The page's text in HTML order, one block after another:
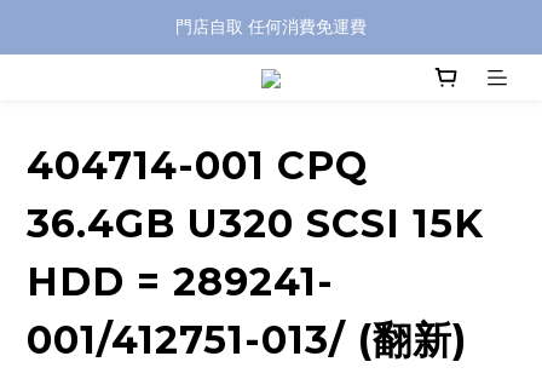
特別優惠: 訂單滿 HKD$499 免運費
門店自取 任何消費免運費
特別優惠: 訂單滿 HKD$499 免運費
404714-001 CPQ
36.4GB U320 SCSI 15K
HDD = 289241-
001/412751-013/ (翻新)